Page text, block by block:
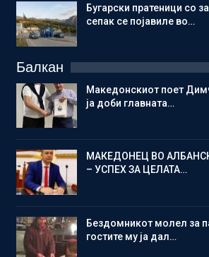
Бугарски пратеници со
сепак се појавиле во…
Балкан
Македонскиот поет
ја доби главната…
МАКЕДОНЕЦ ВО
– УСПЕХ ЗА ЦЕЛАТА…
Бездомникот молел за
гостите му ја дал…